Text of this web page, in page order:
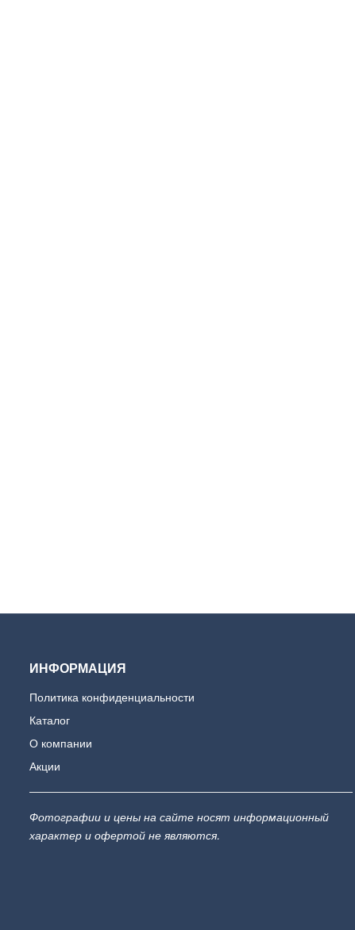
ИНФОРМАЦИЯ
Политика конфиденциальности
Каталог
О компании
Акции
Фотографии и цены на сайте носят информационный
характер и офертой не являются.